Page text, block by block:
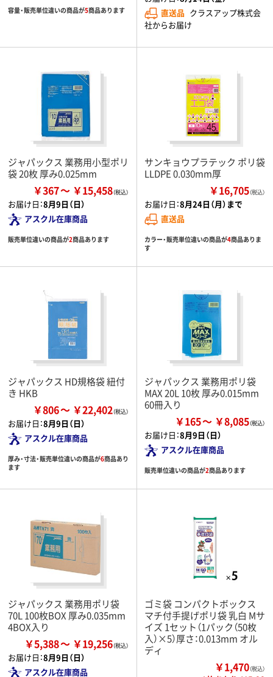
容量・販売単位違いの商品が5商品あります
直送品 クラスアップ株式会
社からお届け
ジャパックス 業務用小型ポリ
袋 20枚 厚み0.025mm
￥367 ￥15,458
お届け日：8月9日（日）
アスクル在庫商品
販売単位違いの商品が2商品あります
サンキョウプラテック ポリ袋
LLDPE 0.030mm厚
￥16,705（税込）
お届け日：8月24日（月）まで
直送品
カラー・販売単位違いの商品が4商品ありま
す
ジャパックス HD規格袋 紐付
き HKB
￥806 ￥22,402
お届け日：8月9日（日）
アスクル在庫商品
厚み・寸法・販売単位違いの商品が6商品あり
ます
ジャパックス 業務用ポリ袋
MAX 20L 10枚 厚み0.015mm
60冊入り
￥165 ￥8,085
お届け日：8月9日（日）
アスクル在庫商品
販売単位違いの商品が2商品あります
ジャパックス 業務用ポリ袋
70L 100枚BOX 厚み0.035mm
4BOX入り
￥5,388 ￥19,256
お届け日：8月9日（日）
アスクル在庫商品
ゴミ袋 コンパクトボックス
マチ付手提げポリ袋 乳白 Mサ
イズ 1セット（1パック（50枚
入）×5）厚さ：0.013mm オル
ディ
￥1,470（税込）